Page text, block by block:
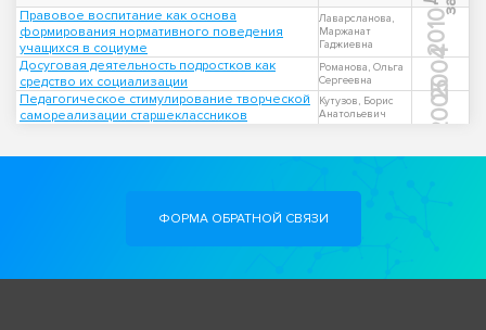
Правовое воспитание как основа
формирования нормативного поведения
учащихся в социуме
Лаварсланова,
Маржанат
Гаджиевна
2010
Досуговая деятельность подростков как
средство их социализации
Романова, Ольга
Сергеевна
2004
Педагогическое стимулирование творческой
самореализации старшеклассников
Кутузов, Борис
Анатольевич
2005
ФОРМА ОБРАТНОЙ СВЯЗИ